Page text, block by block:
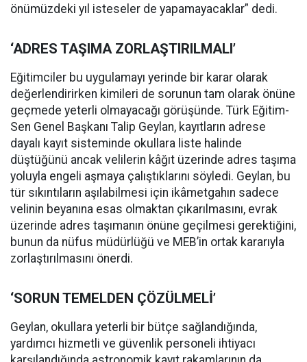
önümüzdeki yıl isteseler de yapamayacaklar” dedi.
‘ADRES TAŞIMA ZORLAŞTIRILMALI’
Eğitimciler bu uygulamayı yerinde bir karar olarak
değerlendirirken kimileri de sorunun tam olarak önüne
geçmede yeterli olmayacağı görüşünde. Türk Eğitim-
Sen Genel Başkanı Talip Geylan, kayıtların adrese
dayalı kayıt sisteminde okullara liste halinde
düştüğünü ancak velilerin kâğıt üzerinde adres taşıma
yoluyla engeli aşmaya çalıştıklarını söyledi. Geylan, bu
tür sıkıntıların aşılabilmesi için ikâmetgahın sadece
velinin beyanına esas olmaktan çıkarılmasını, evrak
üzerinde adres taşımanın önüne geçilmesi gerektiğini,
bunun da nüfus müdürlüğü ve MEB’in ortak kararıyla
zorlaştırılmasını önerdi.
‘SORUN TEMELDEN ÇÖZÜLMELİ’
Geylan, okullara yeterli bir bütçe sağlandığında,
yardımcı hizmetli ve güvenlik personeli ihtiyacı